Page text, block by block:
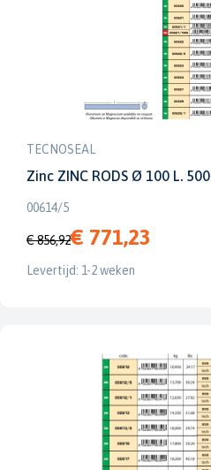
TECNOSEAL
Zinc ZINC RODS Ø 100 L. 500
00614/5
€ 856,92€ 771,23
Levertijd: 1-2 weken